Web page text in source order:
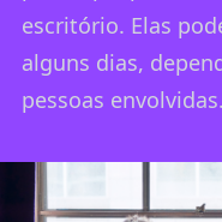
escritório. Elas
alguns dias,
pessoas envolvidas.